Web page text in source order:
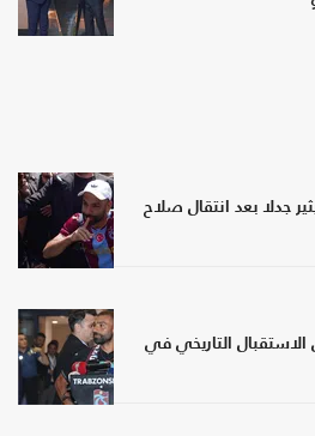
جدلا بعد انتقال صلاح
التاريخي في